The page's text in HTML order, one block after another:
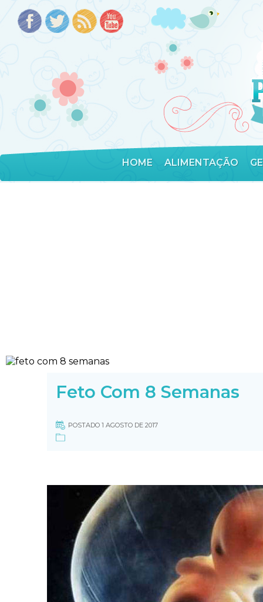
HOME ALIMENTAÇÃO
Feto Com 8 Semanas
POSTADO 1 AGOSTO DE 2017